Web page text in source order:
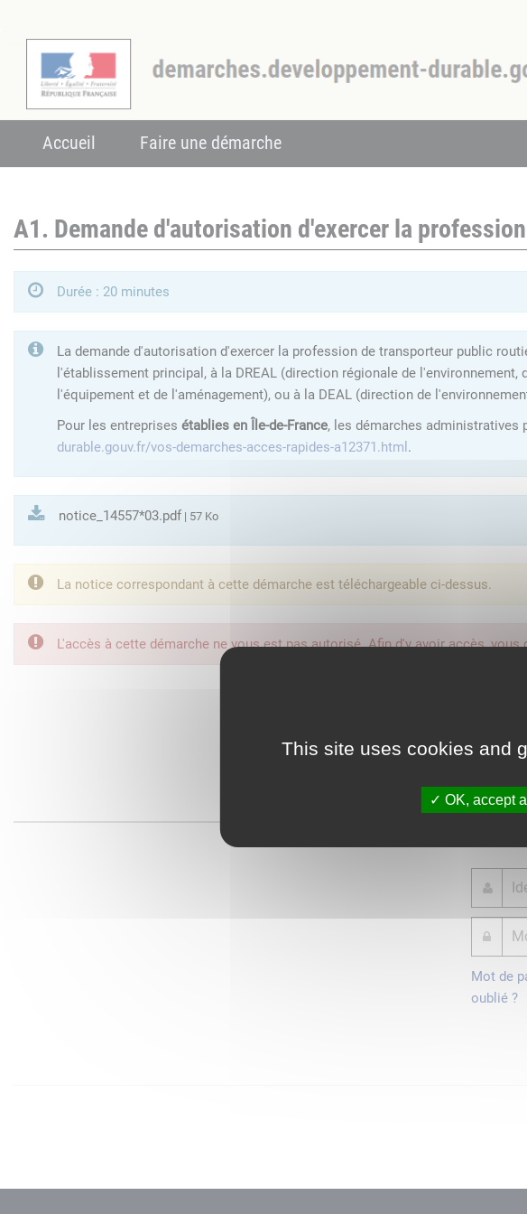
This site uses cookies and
OK, accept all
Accueil Faire une démarche
A1. Demande d'autorisation d'exercer la
Durée : 20 minutes
La demande d'autorisation d'exercer la profession de transporteur public
l'établissement principal, à la DREAL (direction régionale de
l'équipement et de l'aménagement), ou à la DEAL (direction de
Pour les entreprises établies en Île-de-France, les démarches administratives
durable.gouv.fr/vos-demarches-acces-rapides-a12371.html .
notice_14557*03.pdf | 57 Ko
La notice correspondant à cette démarche est téléchargeable ci-dessus.
L'accès à cette démarche ne vous est pas autorisé. Afin d'y avoir accès, vous
FranceConnect est la solution proposée
Mot de
oublié ?